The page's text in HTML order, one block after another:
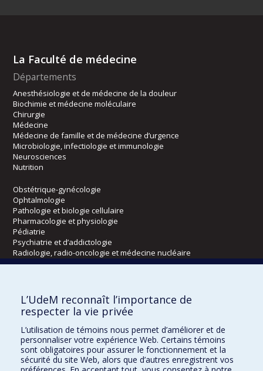
La Faculté de médecine
Départements
Anesthésiologie et de médecine de la douleur
Biochimie et médecine moléculaire
Chirurgie
Médecine
Médecine de famille et de médecine d’urgence
Microbiologie, infectiologie et immunologie
Neurosciences
Nutrition
Obstétrique-gynécologie
Ophtalmologie
Pathologie et biologie cellulaire
Pharmacologie et physiologie
Pédiatrie
Psychiatrie et d’addictologie
Radiologie, radio-oncologie et médecine nucléaire
Kinésiologie et des sciences de l’activité physique
Orthophonie et audiologie
Réadaptation
Directions
L’UdeM reconnaît l’importance de
respecter la vie privée
L’utilisation de témoins nous permet d’améliorer et de
personnaliser votre expérience Web. Certains témoins
sont obligatoires pour assurer le fonctionnement et la
sécurité du site Web, alors que d’autres enregistrent vos